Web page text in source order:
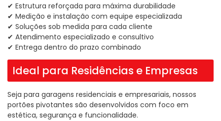
✔ Estrutura reforçada para máxima durabilidade
✔ Medição e instalação com equipe especializada
✔ Soluções sob medida para cada cliente
✔ Atendimento especializado e consultivo
✔ Entrega dentro do prazo combinado
Ideal para Residências e Empresas
Seja para garagens residenciais e empresariais, nossos
portões pivotantes são desenvolvidos com foco em
estética, segurança e funcionalidade.